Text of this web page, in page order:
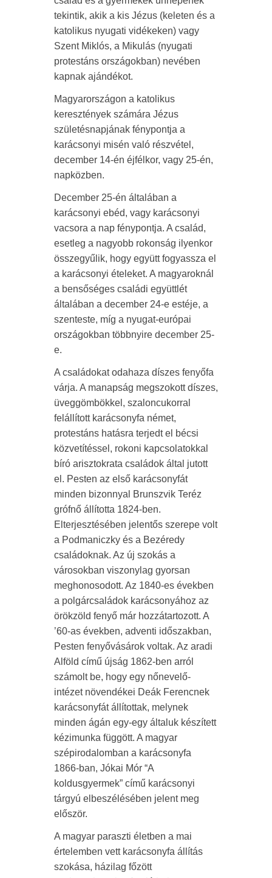
tekintik, akik a kis Jézus (keleten és a
katolikus nyugati vidékeken) vagy
Szent Miklós, a Mikulás (nyugati
protestáns országokban) nevében
kapnak ajándékot.
Magyarországon a katolikus
keresztények számára Jézus
születésnapjának fénypontja a
karácsonyi misén való részvétel,
december 14-én éjfélkor, vagy 25-én,
napközben.
December 25-én általában a
karácsonyi ebéd, vagy karácsonyi
vacsora a nap fénypontja. A család,
esetleg a nagyobb rokonság ilyenkor
összegyűlik, hogy együtt fogyassza el
a karácsonyi ételeket. A magyaroknál
a bensőséges családi együttlét
általában a december 24-e estéje, a
szenteste, míg a nyugat-európai
országokban többnyire december 25-
e.
A családokat odahaza díszes fenyőfa
várja. A manapság megszokott díszes,
üveggömbökkel, szaloncukorral
felállított karácsonyfa német,
protestáns hatásra terjedt el bécsi
közvetítéssel, rokoni kapcsolatokkal
bíró arisztokrata családok által jutott
el. Pesten az első karácsonyfát
minden bizonnyal Brunszvik Teréz
grófnő állította 1824-ben.
Elterjesztésében jelentős szerepe volt
a Podmaniczky és a Bezéredy
családoknak. Az új szokás a
városokban viszonylag gyorsan
meghonosodott. Az 1840-es években
a polgárcsaládok karácsonyához az
örökzöld fenyő már hozzátartozott. A
’60-as években, adventi időszakban,
Pesten fenyővásárok voltak. Az aradi
Alföld című újság 1862-ben arról
számolt be, hogy egy nőnevelő-
intézet növendékei Deák Ferencnek
karácsonyfát állítottak, melynek
minden ágán egy-egy általuk készített
kézimunka függött. A magyar
szépirodalomban a karácsonyfa
1866-ban, Jókai Mór “A
koldusgyermek” című karácsonyi
tárgyú elbeszélésében jelent meg
először.
A magyar paraszti életben a mai
értelemben vett karácsonyfa állítás
szokása, házilag főzött